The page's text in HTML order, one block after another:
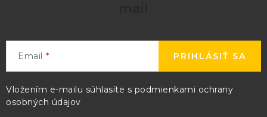
Email
Vložením e-mailu súhlasíte s podmienkami ochrany
osobných údajov
PRIHLÁSIŤ SA